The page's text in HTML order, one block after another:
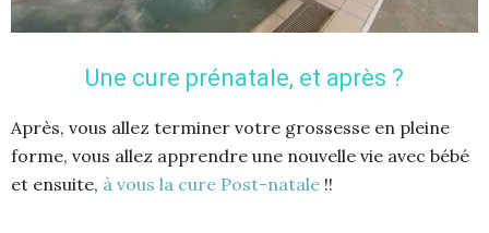
Une cure prénatale, et après ?
Après, vous allez terminer votre grossesse en pleine
forme, vous allez apprendre une nouvelle vie avec bébé
et ensuite, à vous la cure Post-natale !!